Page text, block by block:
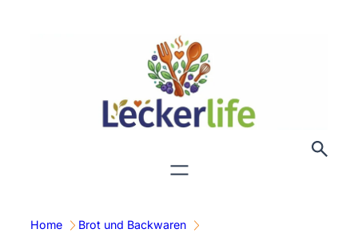
Home
Brot und Backwaren